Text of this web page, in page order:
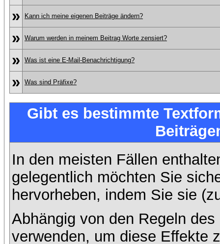
» Kann ich meine eigenen Beiträge ändern?
» Warum werden in meinem Beitrag Worte zensiert?
» Was ist eine E-Mail-Benachrichtigung?
» Was sind Präfixe?
Gibt es bestimmte
In den meisten Fällen
gelegentlich möchten Sie
hervorheben, indem Sie sie
Abhängig von den Regeln
verwenden, um diese Effekte